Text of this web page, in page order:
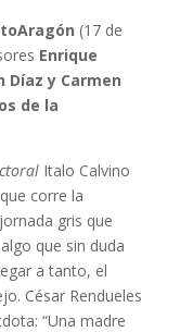
(17 de
Enrique
Díaz y Carmen
de la
Italo Calvino
corre la
gris que
que sin duda
a tanto, el
César Rendueles
“Una madre